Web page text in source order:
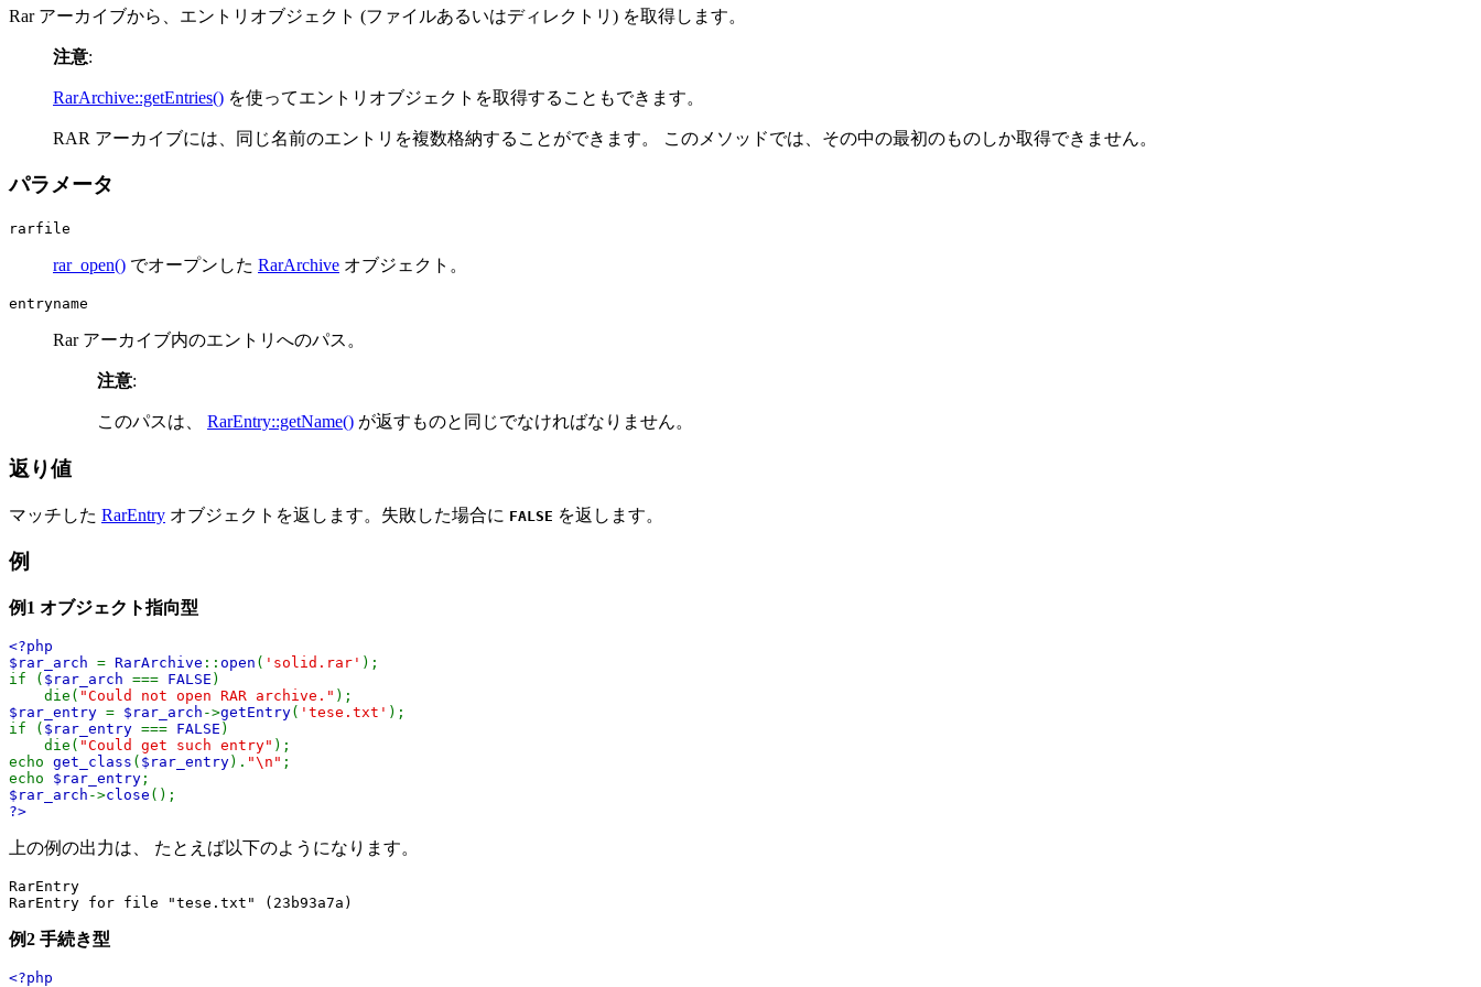
Rar アーカイブから、エントリオブジェクト (ファイルあるいはディレクトリ) を取得します。
注意:
RarArchive::getEntries() を使ってエントリオブジェクトを取得することもできます。
RAR アーカイブには、同じ名前のエントリを複数格納することができます。 このメソッドでは、その中の最初のものしか取得できません。
パラメータ
rarfile
rar_open() でオープンした RarArchive オブジェクト。
entryname
Rar アーカイブ内のエントリへのパス。
注意:
このパスは、 RarEntry::getName() が返すものと同じでなければなりません。
返り値
マッチした RarEntry オブジェクトを返します。失敗した場合に FALSE を返します。
例
例1 オブジェクト指向型
<?php
$rar_arch = RarArchive :: open ( 'solid.rar' );
if ( $rar_arch === FALSE )
die( "Could not open RAR archive." );
$rar_entry = $rar_arch ->getEntry( 'tese.txt' );
if ( $rar_entry === FALSE )
die( "Could get such entry" );
echo get_class ( $rar_entry). "\n" ;
echo $rar_entry ;
$rar_arch ->close ();
?>
上の例の出力は、 たとえば以下のようになります。
RarEntry
例2 手続き型
<?php